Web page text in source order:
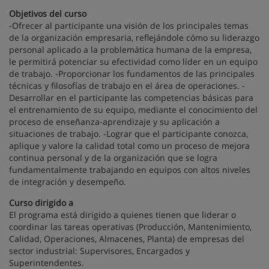
Objetivos del curso
-Ofrecer al participante una visión de los principales temas
de la organización empresaria, reflejándole cómo su liderazgo
personal aplicado a la problemática humana de la empresa,
le permitirá potenciar su efectividad como líder en un equipo
de trabajo. -Proporcionar los fundamentos de las principales
técnicas y filosofías de trabajo en el área de operaciones. -
Desarrollar en el participante las competencias básicas para
el entrenamiento de su equipo, mediante el conocimiento del
proceso de enseñanza-aprendizaje y su aplicación a
situaciones de trabajo. -Lograr que el participante conozca,
aplique y valore la calidad total como un proceso de mejora
continua personal y de la organización que se logra
fundamentalmente trabajando en equipos con altos niveles
de integración y desempeño.
Curso dirigido a
El programa está dirigido a quienes tienen que liderar o
coordinar las tareas operativas (Producción, Mantenimiento,
Calidad, Operaciones, Almacenes, Planta) de empresas del
sector industrial: Supervisores, Encargados y
Superintendentes.